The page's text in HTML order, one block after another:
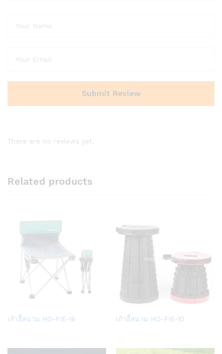
There are no reviews yet.
Related products
Add
list
เก้าอี้สนาม HO-FIE-16
Add
list
เก้าอี้สนาม HO-FIE-10